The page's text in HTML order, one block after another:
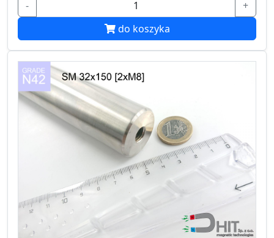
-
+
do koszyka